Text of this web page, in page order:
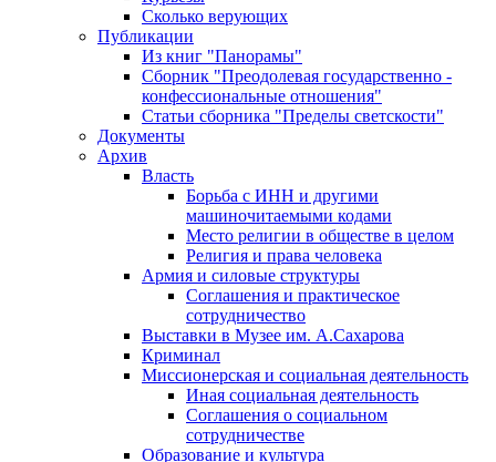
Сколько верующих
Публикации
Из книг "Панорамы"
Сборник "Преодолевая государственно -
конфессиональные отношения"
Статьи сборника "Пределы светскости"
Документы
Архив
Власть
Борьба с ИНН и другими
машиночитаемыми кодами
Место религии в обществе в целом
Религия и права человека
Армия и силовые структуры
Соглашения и практическое
сотрудничество
Выставки в Музее им. А.Сахарова
Криминал
Миссионерская и социальная деятельность
Иная социальная деятельность
Соглашения о социальном
сотрудничестве
Образование и культура